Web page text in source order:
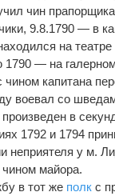
чин
9.8.1790 — в
на
1790 — на
чином капитана
воевал со
произведен в
1792 и 1794
неприятеля у м.
чином майора.
в тот же полк с